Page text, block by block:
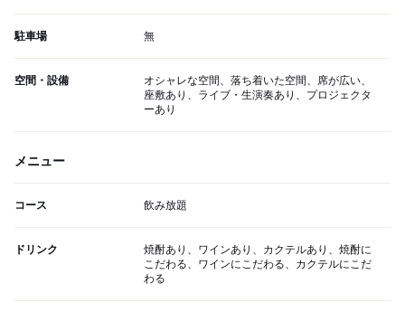
駐車場 無
空間・設備
オシャレな空間、落ち着いた空間、席が広い、
座敷あり、ライブ・生演奏あり、プロジェクタ
ーあり
メニュー
コース 飲み放題
ドリンク
焼酎あり、ワインあり、カクテルあり、焼酎に
こだわる、ワインにこだわる、カクテルにこだ
わる